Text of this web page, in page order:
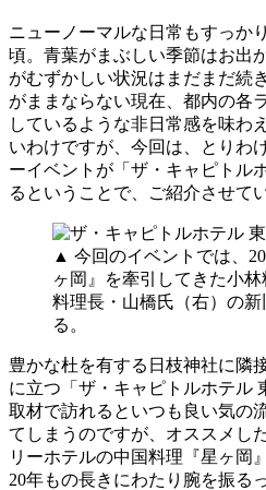
ニューノーマルな日常もすっか
頃。青葉がまぶしい季節はお出
がむずかしい状況はまだまだ続
がままならない現在、都内の各
しているような非日常感を味わ
いわけですが、今回は、とりわ
ーイベントが「ザ・キャピトル
るということで、ご紹介させて
▲ 今回のイベントでは、
ヶ岡』を牽引してきた小
料理長・山橋氏（右）の
る。
豊かな杜を有する日枝神社に隣
に立つ「ザ・キャピトルホテル
取材で訪れるといつも良い気の
てしまうのですが、オススメし
リーホテルの中国料理『星ヶ岡
20年もの長きにわたり腕を振る